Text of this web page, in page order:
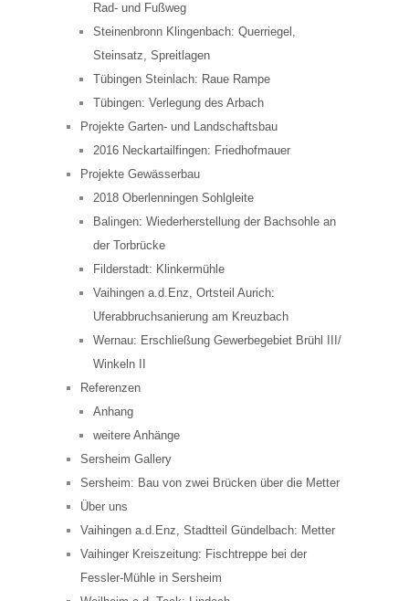
Rad- und Fußweg
Steinenbronn Klingenbach: Querriegel,
Steinsatz, Spreitlagen
Tübingen Steinlach: Raue Rampe
Tübingen: Verlegung des Arbach
Projekte Garten- und Landschaftsbau
2016 Neckartailfingen: Friedhofmauer
Projekte Gewässerbau
2018 Oberlenningen Sohlgleite
Balingen: Wiederherstellung der Bachsohle an
der Torbrücke
Filderstadt: Klinkermühle
Vaihingen a.d.Enz, Ortsteil Aurich:
Uferabbruchsanierung am Kreuzbach
Wernau: Erschließung Gewerbegebiet Brühl III/
Winkeln II
Referenzen
Anhang
weitere Anhänge
Sersheim Gallery
Sersheim: Bau von zwei Brücken über die Metter
Über uns
Vaihingen a.d.Enz, Stadtteil Gündelbach: Metter
Vaihinger Kreiszeitung: Fischtreppe bei der
Fessler-Mühle in Sersheim